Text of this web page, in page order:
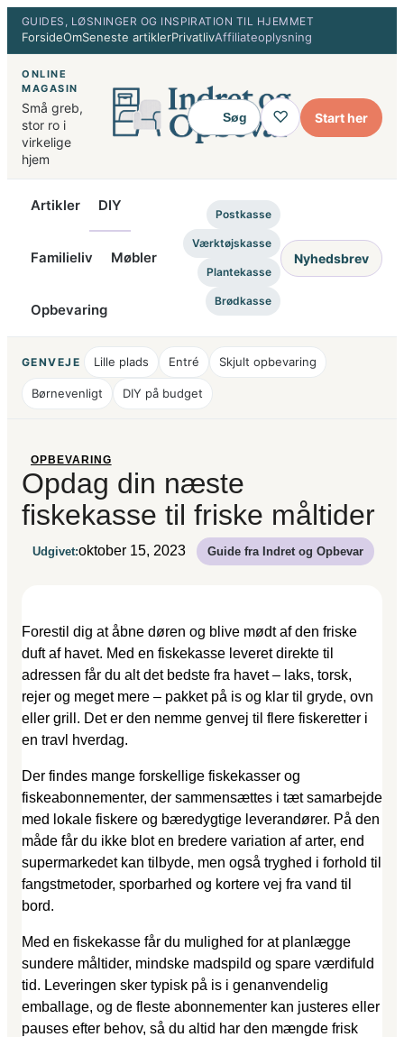
Spring
GUIDES, LØSNINGER OG INSPIRATION TIL HJEMMET
ForsideOmSeneste artiklerPrivatlivAffiliateoplysning
ONLINE
MAGASIN
Små greb,
stor ro i
virkelige
hjem
Søg ♡ Start her
Artikler DIY
Familieliv Møbler
Opbevaring
Postkasse
Værktøjskasse
Plantekasse
Brødkasse
Nyhedsbrev
GENVEJE Lille plads Entré Skjult opbevaring
Børnevenligt DIY på budget
OPBEVARING
Opdag din næste
fiskekasse til friske måltider
Udgivet:oktober 15, 2023 Guide fra Indret og Opbevar
Forestil dig at åbne døren og blive mødt af den friske
duft af havet. Med en fiskekasse leveret direkte til
adressen får du alt det bedste fra havet – laks, torsk,
rejer og meget mere – pakket på is og klar til gryde, ovn
eller grill. Det er den nemme genvej til flere fiskeretter i
en travl hverdag.
Der findes mange forskellige fiskekasser og
fiskeabonnementer, der sammensættes i tæt samarbejde
med lokale fiskere og bæredygtige leverandører. På den
måde får du ikke blot en bredere variation af arter, end
supermarkedet kan tilbyde, men også tryghed i forhold til
fangstmetoder, sporbarhed og kortere vej fra vand til
bord.
Med en fiskekasse får du mulighed for at planlægge
sundere måltider, mindske madspild og spare værdifuld
tid. Leveringen sker typisk på is i genanvendelig
emballage, og de fleste abonnementer kan justeres eller
pauses efter behov, så du altid har den mængde frisk